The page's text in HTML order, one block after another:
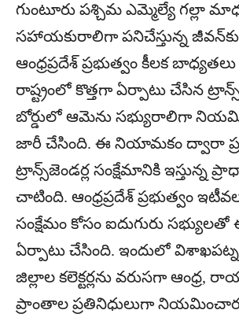
గుంటూరు పశ్చిమ ఎమ్మెల్యే గల్లా
సహాయకురాలిగా పనిచేస్తున్న
ఆంధ్రప్రదేశ్ ప్రభుత్వం కీలక
రాష్ట్రంలో కొత్తగా ఏర్పాటు చేసిన
బోర్డులో ఆమెను సభ్యురాలిగా
జారీ చేసింది. ఈ నియామకం ద్వారా
ట్రాన్స్‌జెండర్ల సంక్షేమానికి ఇస్తున్న
చాటింది. ఆంధ్రప్రదేశ్ ప్రభుత్వం
సంక్షేమం కోసం ఐదుగురు సభ్యులతో
ఏర్పాటు చేసింది. ఇందులో
జిల్లాల కలెక్టర్లను వరుసగా ఆంధ్ర,
ప్రాంతాల ప్రతినిధులుగా